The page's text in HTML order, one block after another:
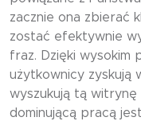
zacznie ona zbierać
zostać efektywnie
fraz. Dzięki wysokim
użytkownicy zyskują
wyszukują tą witrynę
dominującą pracą